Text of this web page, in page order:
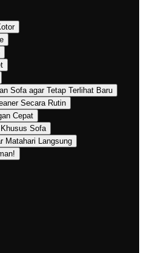
Sofa agar Tetap Terlihat Baru
Secara Rutin
Cepat
Sofa
Matahari Langsung